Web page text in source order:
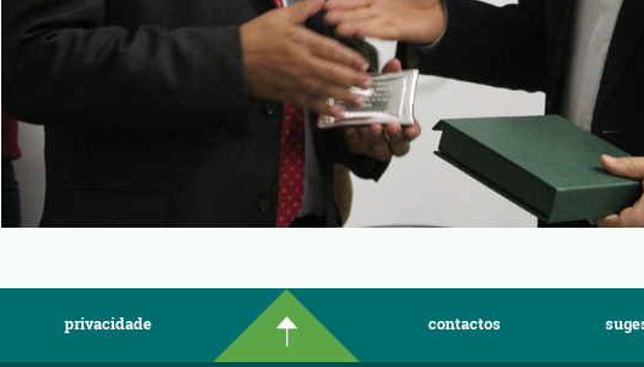
privacidade contactos